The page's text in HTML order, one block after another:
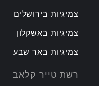
צמיגיות בירושלים
צמיגיות באשקלון
צמיגיות באר שבע
רשת טייר קלאב